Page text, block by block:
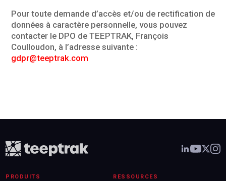
Pour toute demande d’accès et/ou de rectification de
données à caractère personnelle, vous pouvez
contacter le DPO de TEEPTRAK, François
Coulloudon, à l’adresse suivante :
gdpr@teeptrak.com
PRODUITS RESSOURCES